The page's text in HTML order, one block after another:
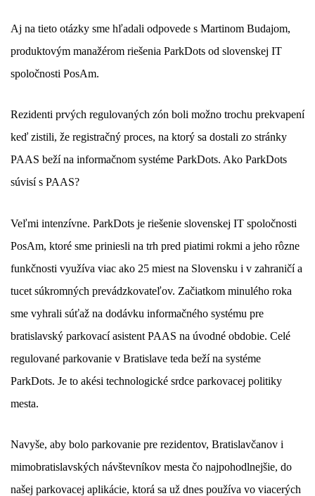
Aj na tieto otázky sme hľadali odpovede s Martinom Budajom,
produktovým manažérom riešenia ParkDots od slovenskej IT
spoločnosti PosAm.
Rezidenti prvých regulovaných zón boli možno trochu prekvapení
keď zistili, že registračný proces, na ktorý sa dostali zo stránky
PAAS beží na informačnom systéme ParkDots. Ako ParkDots
súvisí s PAAS?
Veľmi intenzívne. ParkDots je riešenie slovenskej IT spoločnosti
PosAm, ktoré sme priniesli na trh pred piatimi rokmi a jeho rôzne
funkčnosti využíva viac ako 25 miest na Slovensku i v zahraničí a
tucet súkromných prevádzkovateľov. Začiatkom minulého roka
sme vyhrali súťaž na dodávku informačného systému pre
bratislavský parkovací asistent PAAS na úvodné obdobie. Celé
regulované parkovanie v Bratislave teda beží na systéme
ParkDots. Je to akési technologické srdce parkovacej politiky
mesta.
Navyše, aby bolo parkovanie pre rezidentov, Bratislavčanov i
mimobratislavských návštevníkov mesta čo najpohodlnejšie, do
našej parkovacej aplikácie, ktorá sa už dnes používa vo viacerých